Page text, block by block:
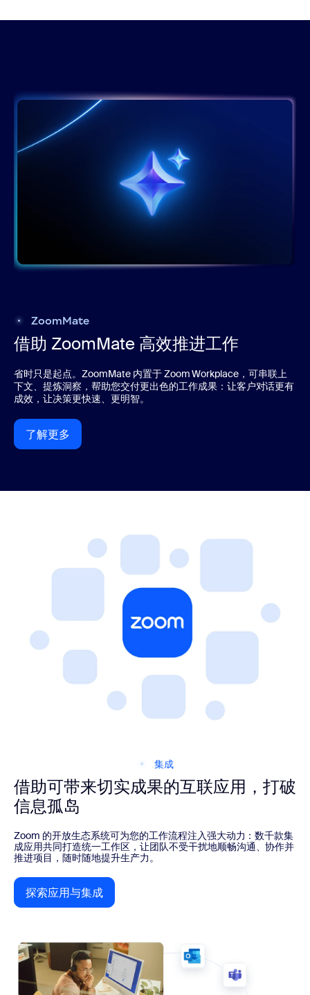
ZoomMate
借助 ZoomMate 高效推进工作
省时只是起点。ZoomMate 内置于 Zoom Workplace，可串联上
下文、提炼洞察，帮助您交付更出色的工作成果：让客户对话更有
成效，让决策更快速、更明智。
了解更多
了解更多
集成
借助可带来切实成果的互联应用，打破
信息孤岛
Zoom 的开放生态系统可为您的工作流程注入强大动力：数千款集
成应用共同打造统一工作区，让团队不受干扰地顺畅沟通、协作并
推进项目，随时随地提升生产力。
探索应用与集成
探索应用与集成